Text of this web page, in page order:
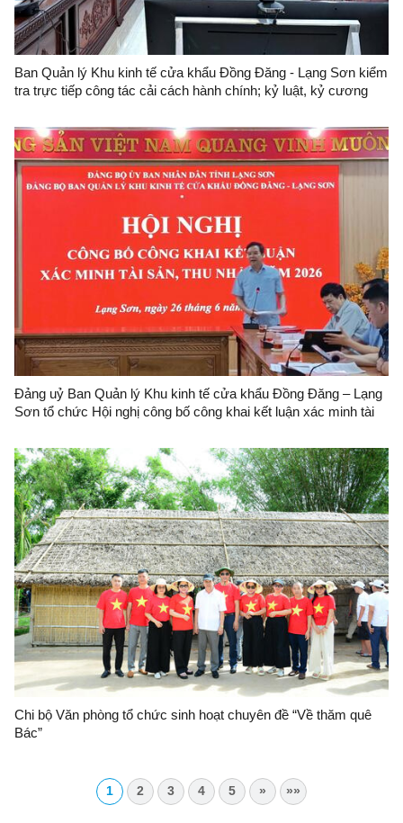
Ban Quản lý Khu kinh tế cửa khẩu Đồng Đăng - Lạng Sơn kiểm
tra trực tiếp công tác cải cách hành chính; kỷ luật, kỷ cương
Đảng uỷ Ban Quản lý Khu kinh tế cửa khẩu Đồng Đăng – Lạng
Sơn tổ chức Hội nghị công bố công khai kết luận xác minh tài
Chi bộ Văn phòng tổ chức sinh hoạt chuyên đề “Về thăm quê
Bác”
1 2 3 4 5 » »»